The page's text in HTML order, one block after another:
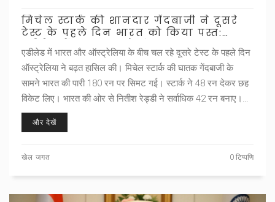
मिचेल स्टार्क की शानदार गेंदबाजी ने दूसरे
टेस्ट के पहले दिन भारत को किया पस्त:
एडीलेड में मुकाबला रोमांचक
एडीलेड में भारत और ऑस्ट्रेलिया के बीच चल रहे दूसरे टेस्ट के पहले दिन
ऑस्ट्रेलिया ने बढ़त हासिल की। मिचेल स्टार्क की घातक गेंदबाजी के
सामने भारत की पारी 180 रन पर सिमट गई। स्टार्क ने 48 रन देकर छह
विकेट लिए। भारत की ओर से नितीश रेड्डी ने सर्वाधिक 42 रन बनाए।
जवाब में ऑस्ट्रेलिया ने 86/1 रन बना लिए हैं और वे 94 रन पीछे हैं। इस
मुकाबले में भारत की पिछली हार का बदला लेना महत्वपूर्ण है।
और देखें
खेल जगत 0 टिप्पणि